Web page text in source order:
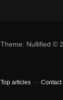
Theme: Nullified ©
Top articles Contact